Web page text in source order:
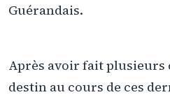
Guérandais.
Après avoir fait plusieurs
destin au cours de ces